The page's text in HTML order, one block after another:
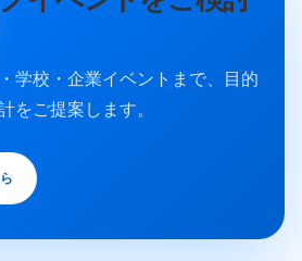
学校・企業イベントまで、目的
をご提案します。